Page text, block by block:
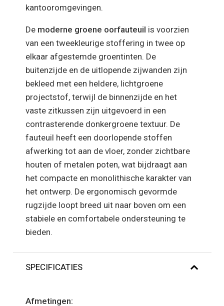
kantooromgevingen.
De moderne groene oorfauteuil is voorzien
van een tweekleurige stoffering in twee op
elkaar afgestemde groentinten. De
buitenzijde en de uitlopende zijwanden zijn
bekleed met een heldere, lichtgroene
projectstof, terwijl de binnenzijde en het
vaste zitkussen zijn uitgevoerd in een
contrasterende donkergroene textuur. De
fauteuil heeft een doorlopende stoffen
afwerking tot aan de vloer, zonder zichtbare
houten of metalen poten, wat bijdraagt aan
het compacte en monolithische karakter van
het ontwerp. De ergonomisch gevormde
rugzijde loopt breed uit naar boven om een
stabiele en comfortabele ondersteuning te
bieden.
SPECIFICATIES
Afmetingen: